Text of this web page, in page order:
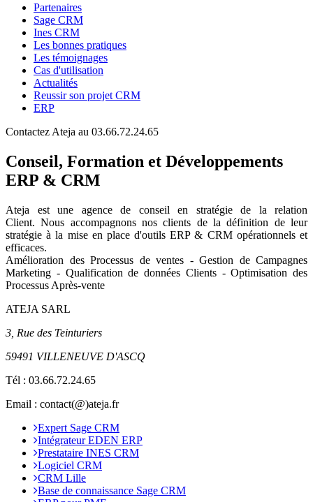
Partenaires
Sage CRM
Ines CRM
Les bonnes pratiques
Les témoignages
Cas d'utilisation
Actualités
Reussir son projet CRM
ERP
Contactez Ateja au 03.66.72.24.65
Conseil, Formation et Développements
ERP & CRM
Ateja est une agence de conseil en stratégie de la relation
Client.Nous accompagnons nos clients de la définition de leur
stratégie à la mise en place d'outils ERP & CRM opérationnels et
efficaces.
Amélioration des Processus de ventes - Gestion de Campagnes
Marketing - Qualification de données Clients - Optimisation des
Processus Après-vente
ATEJA SARL
3, Rue des Teinturiers
59491 VILLENEUVE D'ASCQ
Tél : 03.66.72.24.65
Email : contact(@)ateja.fr
Expert Sage CRM
Intégrateur EDEN ERP
Prestataire INES CRM
Logiciel CRM
CRM Lille
Base de connaissance Sage CRM